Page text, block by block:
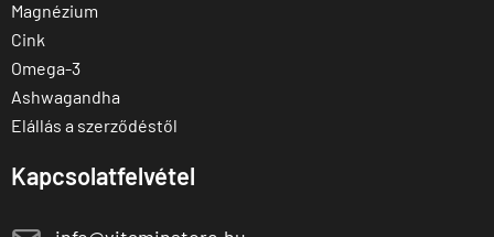
Magnézium
Cink
Omega-3
Ashwagandha
Elállás a szerződéstől
Kapcsolatfelvétel